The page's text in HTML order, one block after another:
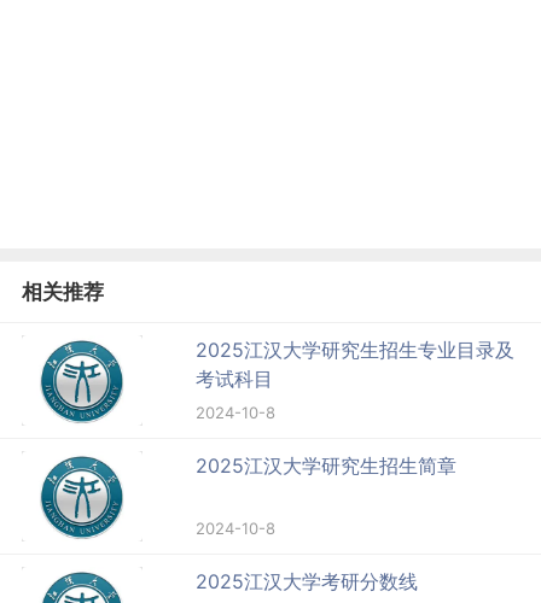
相关推荐
2025江汉大学研究生招生专业目录及
考试科目
2024-10-8
2025江汉大学研究生招生简章
2024-10-8
2025江汉大学考研分数线